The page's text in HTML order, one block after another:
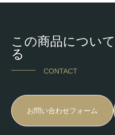
この商品につい
る
CONTACT
お問い合わせフォーム